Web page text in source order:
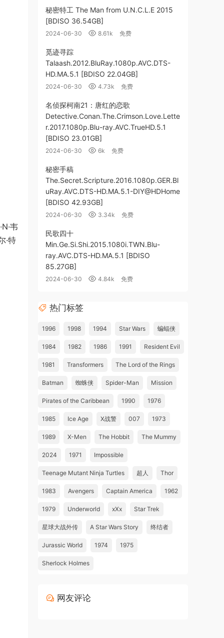
韦
·特
秘密特工 The Man from U.N.C.L.E 2015
[BDISO 36.54GB]
2024-06-30 8.61k 免费
觅迹寻踪
Talaash.2012.BluRay.1080p.AVC.DTS-
HD.MA.5.1 [BDISO 22.04GB]
2024-06-30 4.73k 免费
名侦探柯南21：唐红的恋歌
Detective.Conan.The.Crimson.Love.Lette
r.2017.1080p.Blu-ray.AVC.TrueHD.5.1
[BDISO 23.01GB]
2024-06-30 6k 免费
秘密手稿
The.Secret.Scripture.2016.1080p.GER.Bl
uRay.AVC.DTS-HD.MA.5.1-DIY@HDHome
[BDISO 42.93GB]
2024-06-30 3.34k 免费
民歌四十
Min.Ge.Si.Shi.2015.1080i.TWN.Blu-
ray.AVC.DTS-HD.MA.5.1 [BDISO
85.27GB]
2024-06-30 4.84k 免费
热门标签
1996 1998 1994 Star Wars 蝙蝠侠
1984 1982 1986 1991 Resident Evil
1981 Transformers The Lord of the Rings
Batman 蜘蛛侠 Spider-Man Mission
Pirates of the Caribbean 1990 1976
1985 Ice Age X战警 007 1973
1989 X-Men The Hobbit The Mummy
2024 1971 Impossible
Teenage Mutant Ninja Turtles 超人 Thor
1983 Avengers Captain America 1962
1979 Underworld xXx Star Trek
星球大战外传 A Star Wars Story 终结者
Jurassic World 1974 1975
Sherlock Holmes
网友评论